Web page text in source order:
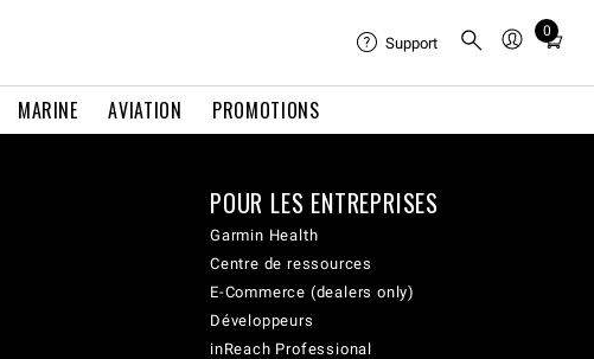
MARINE AVIATION PROMOTIONS
Support
0
Total
cart:
POUR LES ENTREPRISES
Garmin Health
Centre de ressources
E-Commerce (dealers only)
Développeurs
inReach Professional